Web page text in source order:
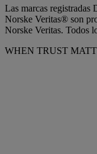
Las marcas
Norske Veritas® son
Norske Veritas. Todos
WHEN TRUST